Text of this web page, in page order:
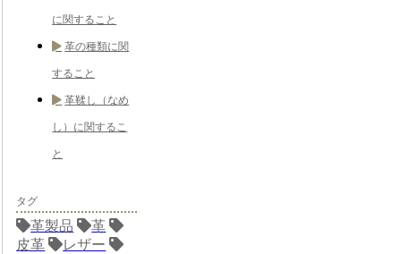
に関すること
革の種類に関
すること
革鞣し（なめ
し）に関するこ
と
タグ
革製品
革
皮革
レザー